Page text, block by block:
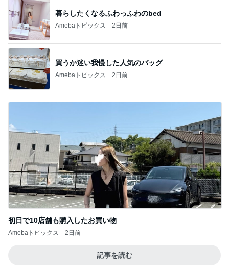
暮らしたくなるふわっふわのbed
Amebaトピックス 2日前
買うか迷い我慢した人気のバッグ
Amebaトピックス 2日前
初日で10店舗も購入したお買い物
Amebaトピックス 2日前
記事を読む